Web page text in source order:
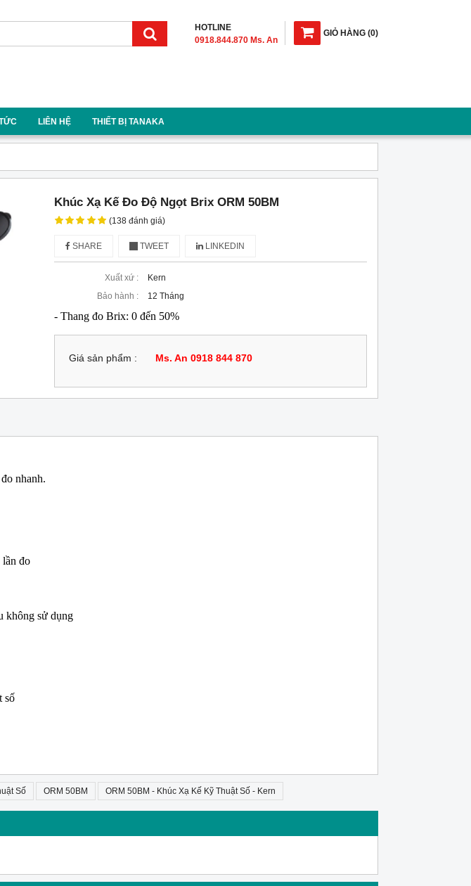
GIỎ HÀNG (0)
HOTLINE
0918.844.870 Ms. An
LIÊN HỆ THIẾT BỊ TANAKA
Khúc Xạ Kế Đo Độ Ngọt Brix ORM 50BM
(138 đánh giá)
SHARE TWEET LINKEDIN
Xuất xứ :
Kern
Bảo hành :
12 Tháng
- Thang đo Brix: 0 đến 50%
Giá sản phẩm : Ms. An 0918 844 870
nhanh.
đo
không sử dụng
số
Số ORM 50BM ORM 50BM - Khúc Xạ Kế Kỹ Thuật Số - Kern